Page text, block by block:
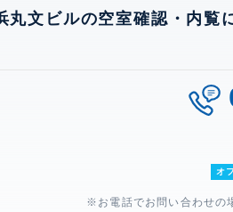
丸文ビルの空室確認・内覧
オ
※お電話でお問い合わせの